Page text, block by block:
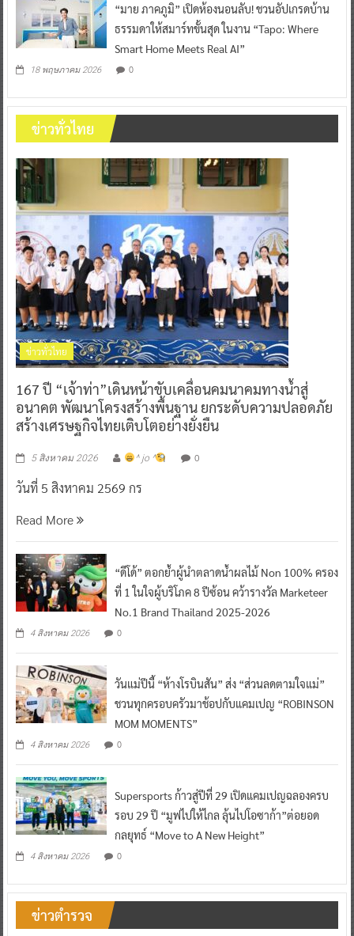
“มาย ภาคภูมิ” เปิดห้องนอนลับ! ชวนอัปเกรดบ้าน
ธรรมดาให้สมาร์ทขั้นสุด ในงาน “Tapo: Where
Smart Home Meets Real AI”
18 พฤษภาคม 2026 0
ข่าวทั่วไทย
ข่าวทั่วไทย
167 ปี “เจ้าท่า”เดินหน้าขับเคลื่อนคมนาคมทางน้ำสู่
อนาคต พัฒนาโครงสร้างพื้นฐาน ยกระดับความปลอดภัย
สร้างเศรษฐกิจไทยเติบโตอย่างยั่งยืน
5 สิงหาคม 2026 ^ jo ^ 0
วันที่ 5 สิงหาคม 2569 กร
Read More
“ดีโด้” ตอกย้ำผู้นำตลาดน้ำผลไม้ Non 100% ครอง
ที่ 1 ในใจผู้บริโภค 8 ปีซ้อน คว้ารางวัล Marketeer
No.1 Brand Thailand 2025-2026
4 สิงหาคม 2026 0
วันแม่ปีนี้ “ห้างโรบินสัน” ส่ง “ส่วนลดตามใจแม่”
ชวนทุกครอบครัวมาช้อปกับแคมเปญ “ROBINSON
MOM MOMENTS”
4 สิงหาคม 2026 0
Supersports ก้าวสู่ปีที่ 29 เปิดแคมเปญฉลองครบ
รอบ 29 ปี “มูฟไปให้ไกล ลุ้นไปโอซาก้า”ต่อยอด
กลยุทธ์ “Move to A New Height”
4 สิงหาคม 2026 0
ข่าวตำรวจ